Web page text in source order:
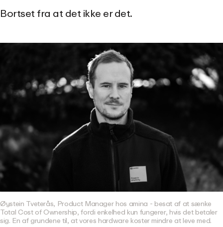
Bortset fra at det ikke er det.
Øystein Tveterås, Product Manager hos amina - besat af at sænke
Total Cost of Ownership, fordi enkelhed kun fungerer, hvis det betaler
sig. En af grundene til, at vores hardware koster mindre at leve med.